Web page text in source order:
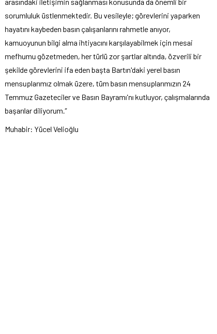
sorumluluk üstlenmektedir. Bu vesileyle; görevlerini yaparken
hayatını kaybeden basın çalışanlarını rahmetle anıyor,
kamuoyunun bilgi alma ihtiyacını karşılayabilmek için mesai
mefhumu gözetmeden, her türlü zor şartlar altında, özverili bir
şekilde görevlerini ifa eden başta Bartın'daki yerel basın
mensuplarımız olmak üzere, tüm basın mensuplarımızın 24
Temmuz Gazeteciler ve Basın Bayramı'nı kutluyor, çalışmalarında
başarılar diliyorum.”
Muhabir: Yücel Velioğlu